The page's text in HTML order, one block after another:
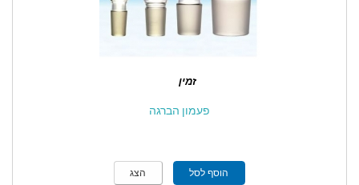
זמין
פעמון הברגה
הוסף לסל הצג